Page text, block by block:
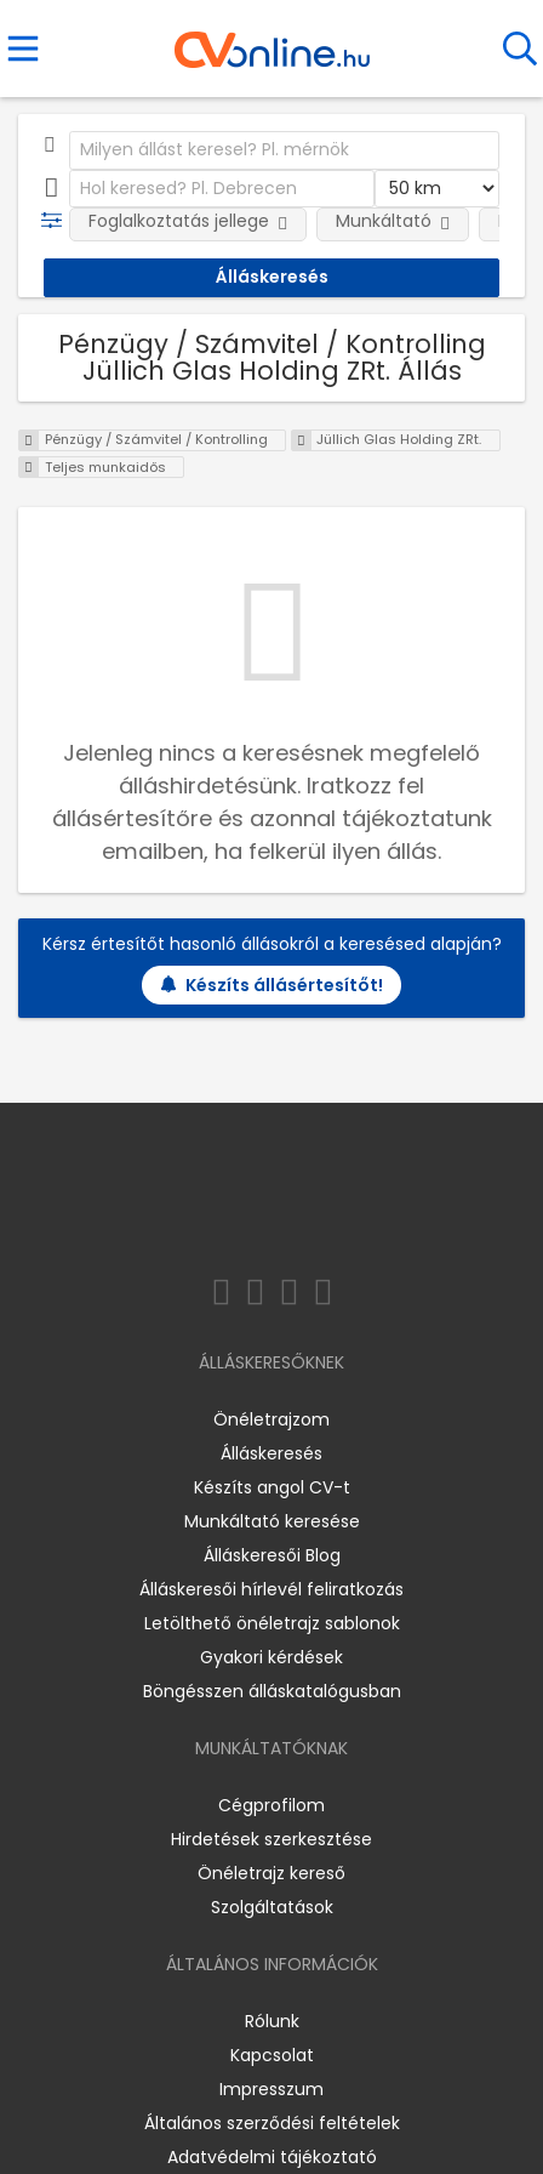
Foglalkoztatás jellege Munkáltató
Pénzügy / Számvitel / Kontrolling
Jüllich Glas Holding ZRt. Állás
Pénzügy / Számvitel / Kontrolling
Jüllich Glas Holding ZRt.
Teljes munkaidős
Jelenleg nincs a keresésnek megfelelő
álláshirdetésünk. Iratkozz fel
állásértesítőre és azonnal tájékoztatunk
emailben, ha felkerül ilyen állás.
Kérsz értesítőt hasonló állásokról a keresésed alapján?
Készíts állásértesítőt!
ÁLLÁSKERESŐKNEK
Önéletrajzom
Álláskeresés
Készíts angol CV-t
Munkáltató keresése
Álláskeresői Blog
Álláskeresői hírlevél feliratkozás
Letölthető önéletrajz sablonok
Gyakori kérdések
Böngésszen álláskatalógusban
MUNKÁLTATÓKNAK
Cégprofilom
Hirdetések szerkesztése
Önéletrajz kereső
Szolgáltatások
ÁLTALÁNOS INFORMÁCIÓK
Rólunk
Kapcsolat
Impresszum
Általános szerződési feltételek
Adatvédelmi tájékoztató